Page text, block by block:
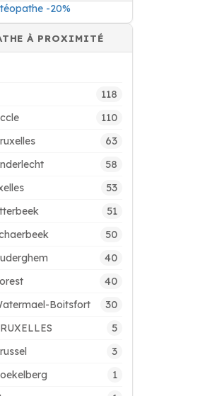
-20%
À PROXIMITÉ
118
110
63
58
53
51
50
40
40
Boitsfort 30
5
3
1